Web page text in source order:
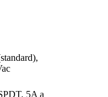
5A a